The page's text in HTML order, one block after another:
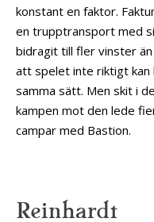
konstant en faktor.
en trupptransport med
bidragit till fler vinster
att spelet inte riktigt kan
samma sätt. Men skit i
kampen mot den lede
campar med Bastion.
Reinhardt